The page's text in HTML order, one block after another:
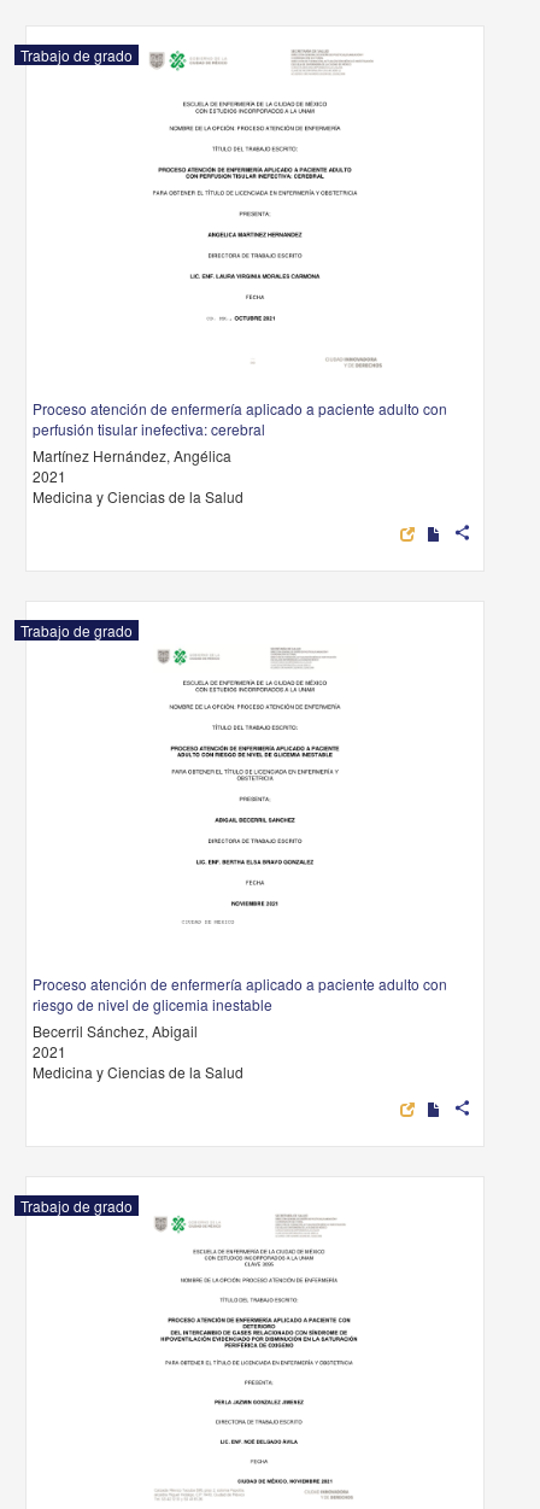
Trabajo de grado
Proceso atención de enfermería aplicado a paciente adulto con
perfusión tisular inefectiva: cerebral
Martínez Hernández, Angélica
2021
Medicina y Ciencias de la Salud
share
Trabajo de grado
Proceso atención de enfermería aplicado a paciente adulto con
riesgo de nivel de glicemia inestable
Becerril Sánchez, Abigail
2021
Medicina y Ciencias de la Salud
share
Trabajo de grado